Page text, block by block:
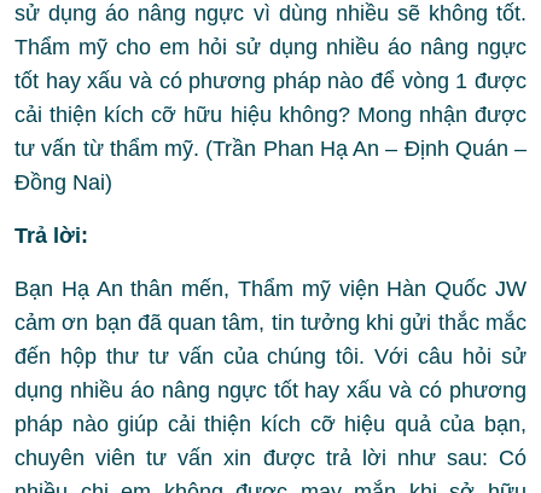
sử dụng áo nâng ngực vì dùng nhiều sẽ không tốt.
Thẩm mỹ cho em hỏi sử dụng nhiều áo nâng ngực
tốt hay xấu và có phương pháp nào để vòng 1 được
cải thiện kích cỡ hữu hiệu không? Mong nhận được
tư vấn từ thẩm mỹ. (Trần Phan Hạ An – Định Quán –
Đồng Nai)
Trả lời:
Bạn Hạ An thân mến, Thẩm mỹ viện Hàn Quốc JW
cảm ơn bạn đã quan tâm, tin tưởng khi gửi thắc mắc
đến hộp thư tư vấn của chúng tôi. Với câu hỏi sử
dụng nhiều áo nâng ngực tốt hay xấu và có phương
pháp nào giúp cải thiện kích cỡ hiệu quả của bạn,
chuyên viên tư vấn xin được trả lời như sau: Có